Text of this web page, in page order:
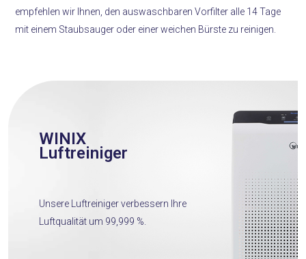
empfehlen wir Ihnen, den auswaschbaren Vorfilter alle 14 Tage
mit einem Staubsauger oder einer weichen Bürste zu reinigen.
WINIX
Luftreiniger
Unsere Luftreiniger verbessern Ihre
Luftqualität um 99,999 %.